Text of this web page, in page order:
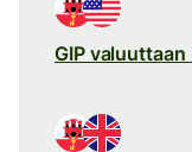
GIP valuuttaan